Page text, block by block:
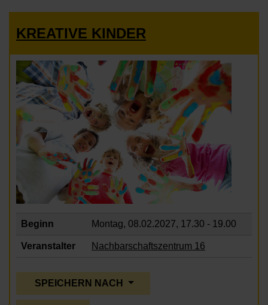
KREATIVE KINDER
Beginn Montag, 08.02.2027, 17.30 - 19.00
Veranstalter Nachbarschaftszentrum 16
SPEICHERN NACH